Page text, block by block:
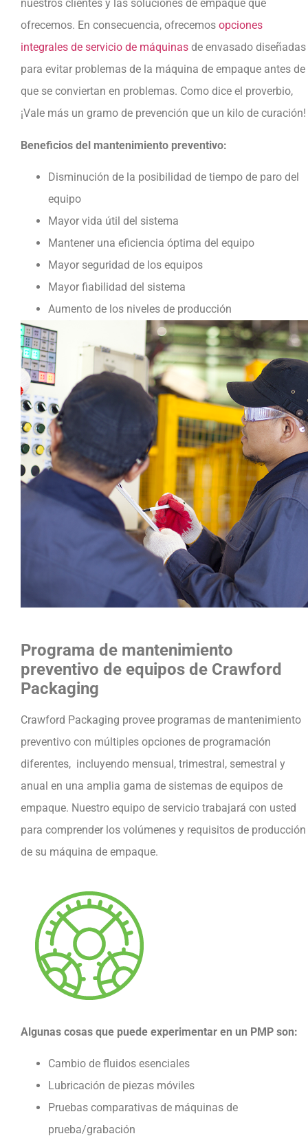
nuestros clientes y las soluciones de empaque que
ofrecemos. En consecuencia, ofrecemos opciones
integrales de servicio de máquinas de envasado diseñadas
para evitar problemas de la máquina de empaque antes de
que se conviertan en problemas. Como dice el proverbio,
¡Vale más un gramo de prevención que un kilo de curación!
Beneficios del mantenimiento preventivo:
Disminución de la posibilidad de tiempo de paro del
equipo
Mayor vida útil del sistema
Mantener una eficiencia óptima del equipo
Mayor seguridad de los equipos
Mayor fiabilidad del sistema
Aumento de los niveles de producción
Programa de mantenimiento
preventivo de equipos de Crawford
Packaging
Crawford Packaging provee programas de mantenimiento
preventivo con múltiples opciones de programación
diferentes, incluyendo mensual, trimestral, semestral y
anual en una amplia gama de sistemas de equipos de
empaque. Nuestro equipo de servicio trabajará con usted
para comprender los volúmenes y requisitos de producción
de su máquina de empaque.
Algunas cosas que puede experimentar en un PMP son:
Cambio de fluidos esenciales
Lubricación de piezas móviles
Pruebas comparativas de máquinas de
prueba/grabación